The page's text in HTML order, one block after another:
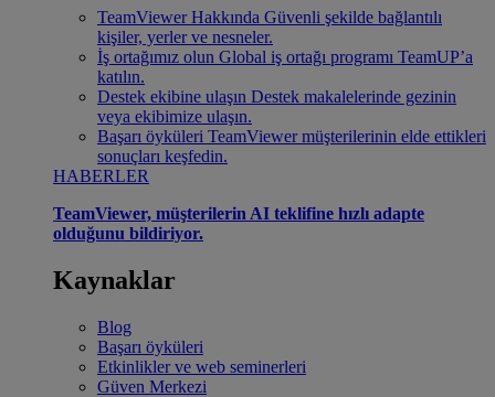
TeamViewer Hakkında Güvenli şekilde bağlantılı
kişiler, yerler ve nesneler.
İş ortağımız olun Global iş ortağı programı TeamUP’a
katılın.
Destek ekibine ulaşın Destek makalelerinde gezinin
veya ekibimize ulaşın.
Başarı öyküleri TeamViewer müşterilerinin elde ettikleri
sonuçları keşfedin.
HABERLER
TeamViewer, müşterilerin AI teklifine hızlı adapte
olduğunu bildiriyor.
Kaynaklar
Blog
Başarı öyküleri
Etkinlikler ve web seminerleri
Güven Merkezi